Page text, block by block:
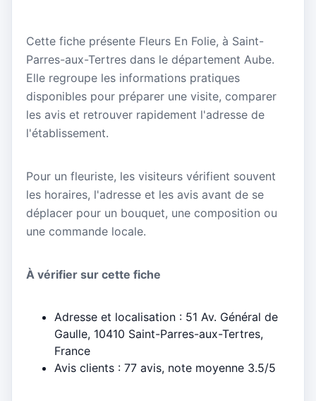
Cette fiche présente Fleurs En Folie, à Saint-
Parres-aux-Tertres dans le département Aube.
Elle regroupe les informations pratiques
disponibles pour préparer une visite, comparer
les avis et retrouver rapidement l'adresse de
l'établissement.
Pour un fleuriste, les visiteurs vérifient souvent
les horaires, l'adresse et les avis avant de se
déplacer pour un bouquet, une composition ou
une commande locale.
À vérifier sur cette fiche
Adresse et localisation : 51 Av. Général de
Gaulle, 10410 Saint-Parres-aux-Tertres,
France
Avis clients : 77 avis, note moyenne 3.5/5